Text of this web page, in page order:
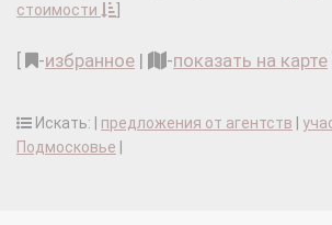
стоимости
-избранное | -показать на карте
Искать: | предложения от агентств
Подмосковье